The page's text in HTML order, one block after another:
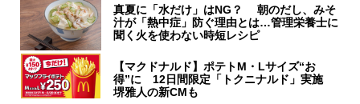
真夏に「水だけ」はNG？ 朝のだし、みそ
汁が「熱中症」防ぐ理由とは…管理栄養士に
聞く火を使わない時短レシピ
【マクドナルド】ポテトM・Lサイズ“お
得”に 12日間限定「トクニナルド」実施
堺雅人の新CMも